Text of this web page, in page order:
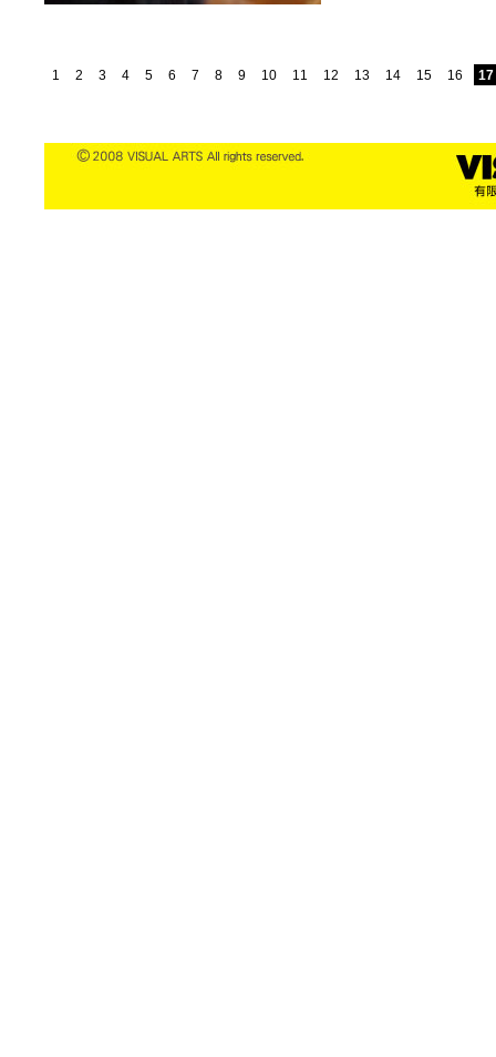
1 2 3 4 5 6 7 8 9 10 11 12 13 14 15 16 17